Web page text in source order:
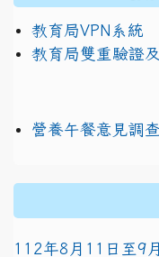
教育局VPN系統
教育局雙重驗證
營養午餐意見調查
112年8月11日至9